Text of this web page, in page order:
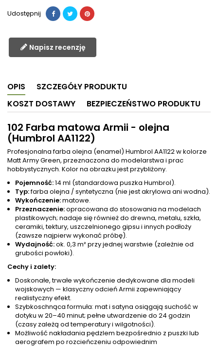
Udostępnij
Napisz recenzję
OPIS
SZCZEGÓŁY PRODUKTU
KOSZT DOSTAWY
BEZPIECZEŃSTWO PRODUKTU
102 Farba matowa Armii - olejna
(Humbrol AA1122)
Profesjonalna farba olejna (enamel) Humbrol AA1122 w kolorze
Matt Army Green, przeznaczona do modelarstwa i prac
hobbystycznych. Kolor na obrazku jest przybliżony.
Pojemność:14 ml (standardowa puszka Humbrol).
Typ:farba olejna / syntetyczna (nie jest akrylowa ani wodna).
Wykończenie:matowe.
Przeznaczenie:opracowana do stosowania na modelach
plastikowych; nadaje się również do drewna, metalu, szkła,
ceramiki, tektury, uszczelnionego gipsu i innych podłoży
(zawsze najpierw wykonać próbę).
Wydajność:ok. 0,3 m² przy jednej warstwie (zależnie od
grubości powłoki).
Cechy i zalety:
Doskonałe, trwałe wykończenie dedykowane dla modeli
wojskowych — klasyczny odcień Armii zapewniający
realistyczny efekt.
Szybkoschnąca formuła: mat i satyna osiągają suchość w
dotyku w 20–40 minut; pełne utwardzenie do 24 godzin
(czasy zależą od temperatury i wilgotności).
Możliwość nakładania pędzlem bezpośrednio z puszki lub
aerografem po rozcieńczeniu odpowiednim